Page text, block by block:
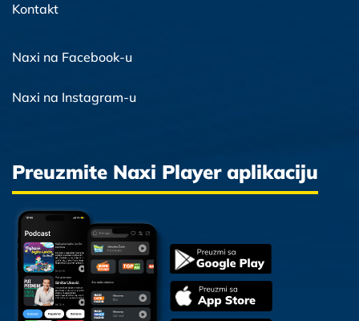
Kontakt
Naxi na Facebook-u
Naxi na Instagram-u
Preuzmite Naxi Player aplikaciju